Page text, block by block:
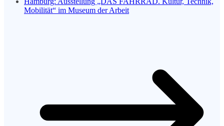
Mobilität“ im Museum der Arbeit